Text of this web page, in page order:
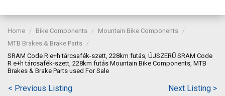
Home Bike Components
Mountain Bike Components
MTB Brakes & Brake Parts
SRAM Code R e+h tárcsafék-szett, 228km futás, ÚJSZERŰ SRAM Code
R e+h tárcsafék-szett, 228km futás Mountain Bike Components, MTB
Brakes & Brake Parts used For Sale
< Previous Listing Next Listing >